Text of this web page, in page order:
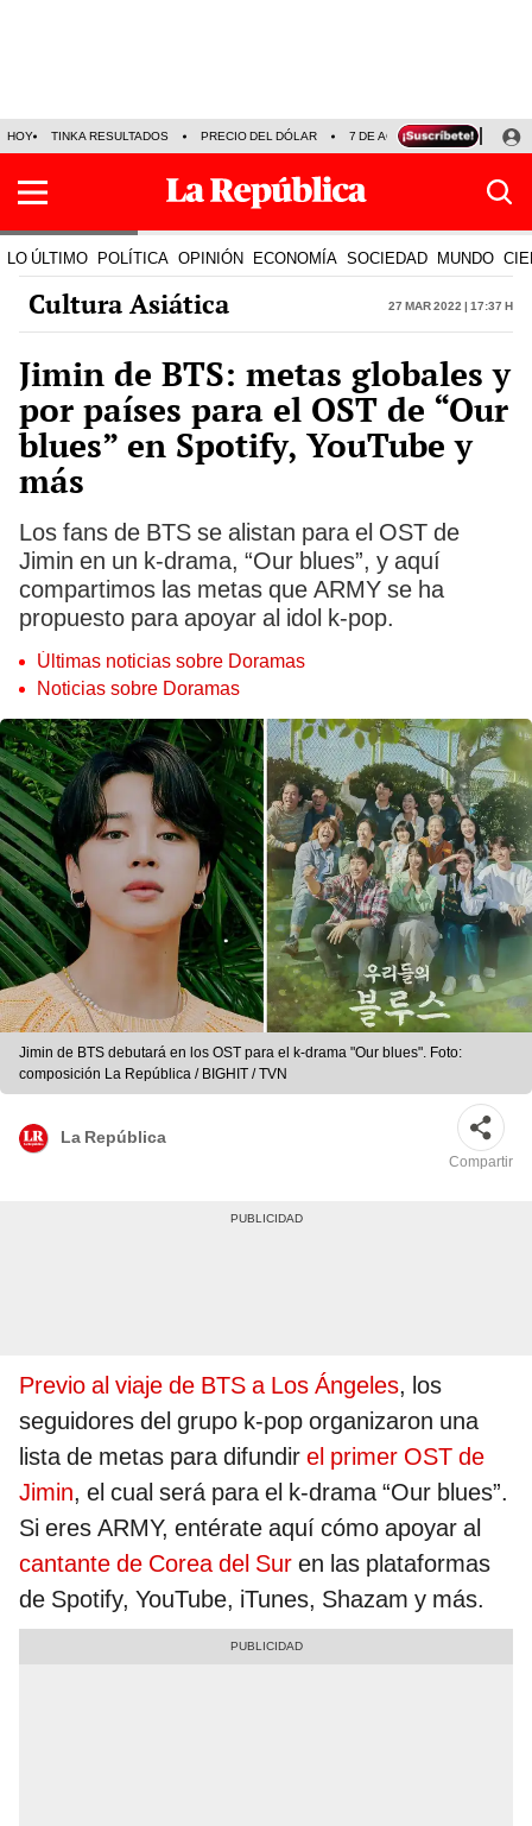
HOY TINKA RESULTADOS PRECIO DEL DÓLAR 7 DE AGOSTO OLLANTA
LO ÚLTIMO POLÍTICA OPINIÓN ECONOMÍA SOCIEDAD MUNDO
Cultura Asiática 27 Mar 2022 | 17:37 h
Jimin de BTS: metas globales y
por países para el OST de “Our
blues” en Spotify, YouTube y
más
Los fans de BTS se alistan para el OST de
Jimin en un k-drama, “Our blues”, y aquí
compartimos las metas que ARMY se ha
propuesto para apoyar al idol k-pop.
Últimas noticias sobre Doramas
Noticias sobre Doramas
Jimin de BTS debutará en los OST para el k-drama "Our blues". Foto:
composición La República / BIGHIT / TVN
La República
Compartir
Previo al viaje de BTS a Los Ángeles, los
seguidores del grupo k-pop organizaron una
lista de metas para difundir el primer OST de
Jimin, el cual será para el k-drama “Our blues”.
Si eres ARMY, entérate aquí cómo apoyar al
cantante de Corea del Sur en las plataformas
de Spotify, YouTube, iTunes, Shazam y más.